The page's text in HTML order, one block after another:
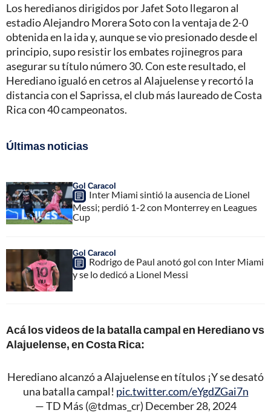
Los heredianos dirigidos por Jafet Soto llegaron al
estadio Alejandro Morera Soto con la ventaja de 2-0
obtenida en la ida y, aunque se vio presionado desde el
principio, supo resistir los embates rojinegros para
asegurar su título número 30. Con este resultado, el
Herediano igualó en cetros al Alajuelense y recortó la
distancia con el Saprissa, el club más laureado de Costa
Rica con 40 campeonatos.
Últimas noticias
Gol Caracol
Inter Miami sintió la ausencia de Lionel
Messi; perdió 1-2 con Monterrey en Leagues
Cup
Gol Caracol
Rodrigo de Paul anotó gol con Inter Miami
y se lo dedicó a Lionel Messi
Acá los videos de la batalla campal en Herediano vs
Alajuelense, en Costa Rica:
Herediano alcanzó a Alajuelense en títulos ¡Y se desató
una batalla campal! pic.twitter.com/eYgdZGai7n
— TD Más (@tdmas_cr) December 28, 2024